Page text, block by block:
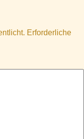
Erforderliche